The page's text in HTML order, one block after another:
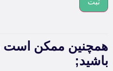
همچنین ممکن است
باشید;